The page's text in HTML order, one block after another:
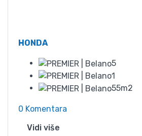
HONDA
5
1
55m2
0 Komentara
Vidi više